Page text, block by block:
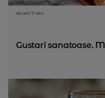
acum 7 ani
Gustari sanatoase.